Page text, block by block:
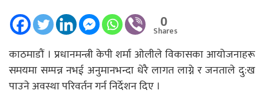
0
Shares
काठमाडौं । प्रधानमन्त्री केपी शर्मा ओलीले विकासका आयोजनाहरू
समयमा सम्पन्न नभई अनुमानभन्दा धेरै लागत लाग्ने र जनताले दु:ख
पाउने अवस्था परिवर्तन गर्न निर्देशन दिए ।